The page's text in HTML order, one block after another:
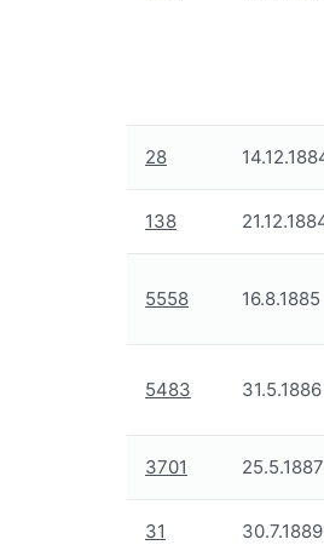
28
138
5558 16.8.1885
5483 31.5.1886
3701 25.5.1887
31 30.7.1889